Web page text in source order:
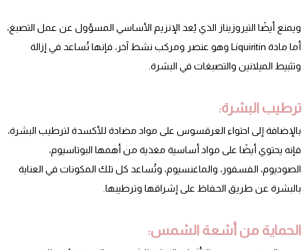
ويمنع أيضًا التيروزيناز الذي يُعد الإنزيم الأساسي المسؤول عن عمل التصبغ،
أما مادة Liquiritin وهو عنصر ومركب نشط آخر، فإنها تُساعد في إزالة
وتثبيط الميلانين والتصبغات في البشرة.
ترطيب البشرة:
بالإضافة إلى احتواء العرقسوس على مواد مضادة للأكسدة لترطيب البشرة،
فإنه يحتوي أيضًا على مواد أساسية مغذية من أهمها البوتاسيوم،
الصوديوم، الفسفور، والماغنسيوم، وتُساعد كل تلك المكونات في العناية
بالبشرة عن طريق الحفاظ على إشراقها وترطيبها.
الحماية من أشعة الشمس: